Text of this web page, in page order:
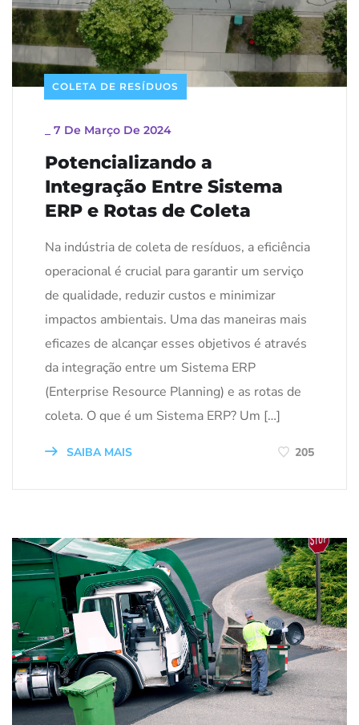
COLETA DE RESÍDUOS
7 De Março De 2024
Potencializando a
Integração Entre Sistema
ERP e Rotas de Coleta
Na indústria de coleta de resíduos, a eficiência
operacional é crucial para garantir um serviço
de qualidade, reduzir custos e minimizar
impactos ambientais. Uma das maneiras mais
eficazes de alcançar esses objetivos é através
da integração entre um Sistema ERP
(Enterprise Resource Planning) e as rotas de
coleta. O que é um Sistema ERP? Um […]
SAIBA MAIS 205